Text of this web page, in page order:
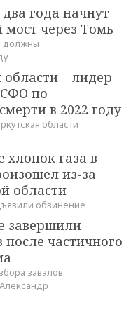
года начнут
мост через Томь
должны
– лидер
СФО по
в 2022 году
области
хлопок газа в
из-за
области
обвинение
завершили
после частичного
завалов